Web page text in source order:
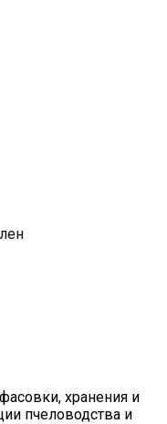
хранения и
пчеловодства и